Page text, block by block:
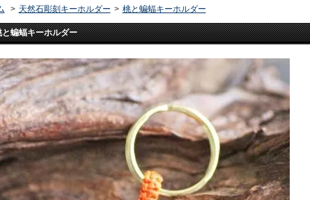
> 天然石彫刻キーホルダー > 桃と蝙蝠キーホルダー
と蝙蝠キーホルダー